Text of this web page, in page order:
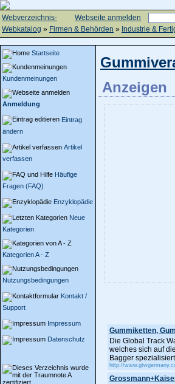
Webseite anmelden
Webverzeichnis-
Webkatalog » Firmen & Behörden » Industrie &
Startseite
Kundenmeinungen
Anmeldung
Eintrag
ändern
Artikel
verfassen
Häufige
Fragen (FAQ)
Enzyklopädie
Neue
Kategorien
Kategorien A - Z
Nutzungsbedingungen
Kontakt /
Support
Impressum
Datenschutz
Anzeigen
Gummiketten,
Die Global Track
welches sich auf
Bagger
http://